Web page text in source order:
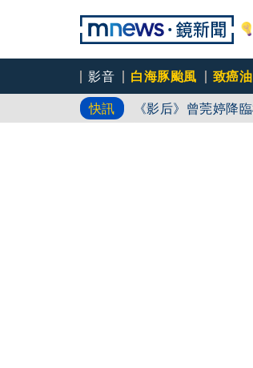
影音 白海豚颱風 致癌油
快訊
《影后》曾莞婷降
王彩樺開球前哽咽